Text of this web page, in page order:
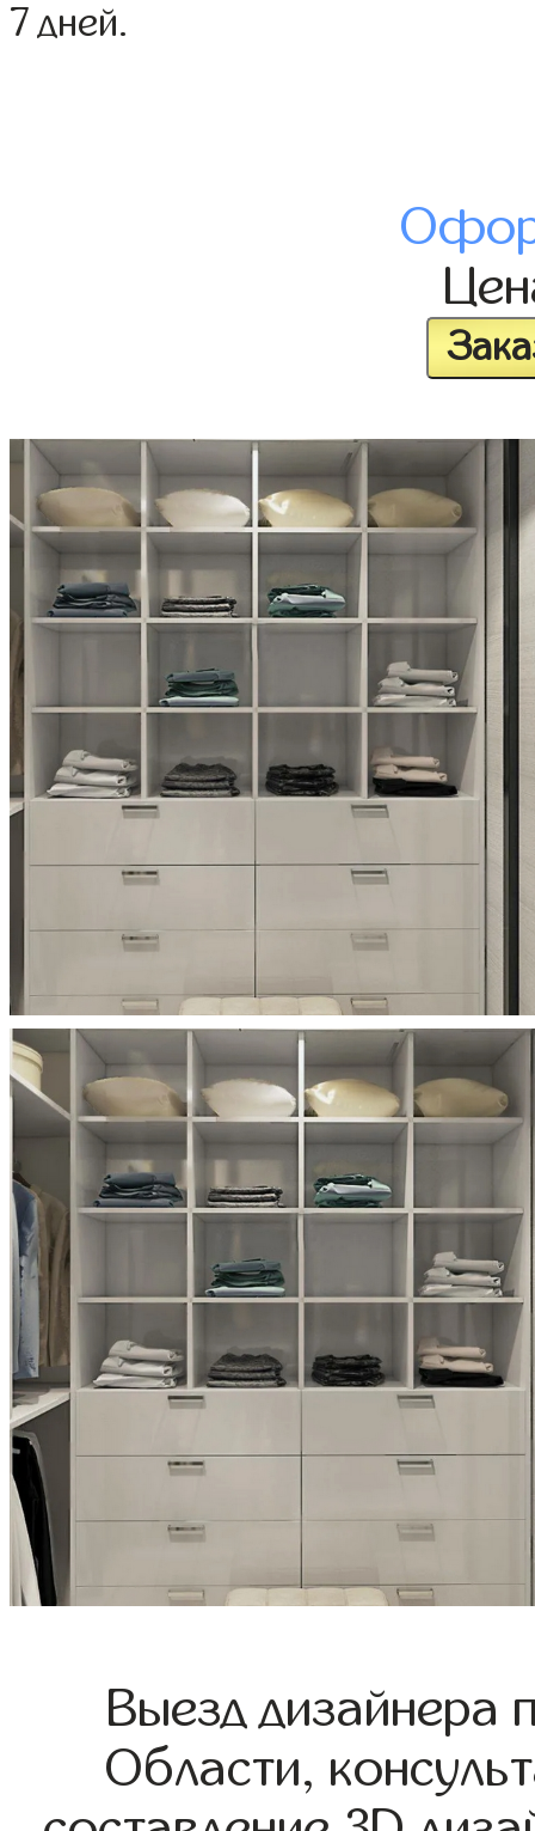
7 дней.
Выезд дизайнера
Области,